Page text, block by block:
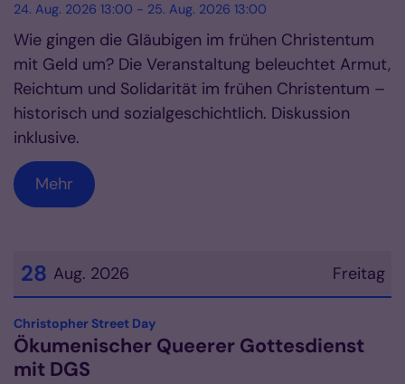
24. Aug. 2026 13:00 - 25. Aug. 2026 13:00
Wie gingen die Gläubigen im frühen Christentum
mit Geld um? Die Veranstaltung beleuchtet Armut,
Reichtum und Solidarität im frühen Christentum –
historisch und sozialgeschichtlich. Diskussion
inklusive.
Mehr
Freitag
28 Aug. 2026
Datum: 28. August 2026
Christopher Street Day:
Ökumenischer Queerer Gottesdienst
mit DGS